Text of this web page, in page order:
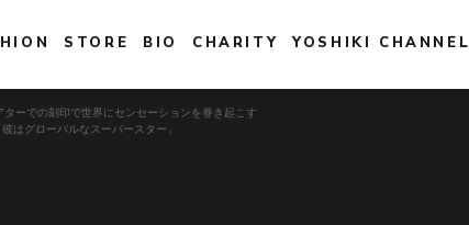
STORE BIO CHARITY YOSHIKI CHANNEL
ーでの刻印で世界にセンセーションを巻き起こす
はグローバルなスーパースター」